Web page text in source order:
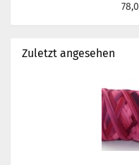
Zuletzt angesehen